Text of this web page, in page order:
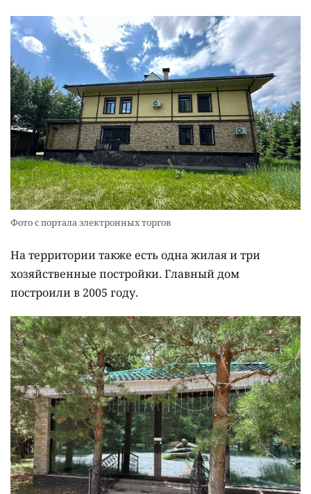
Фото с портала электронных торгов
На территории также есть одна жилая и три
хозяйственные постройки. Главный дом
построили в 2005 году.